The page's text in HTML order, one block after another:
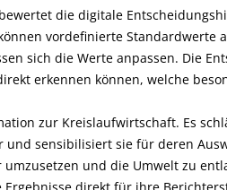
die digitale
vordefinierte Standardwerte
sich die Werte anpassen. Die
erkennen können, welche
zur Kreislaufwirtschaft. Es
sensibilisiert sie für deren
und die Umwelt zu